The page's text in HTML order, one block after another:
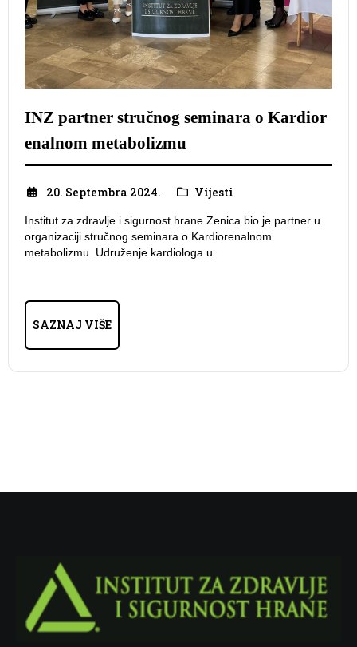
INZ partner stručnog seminara o Kardior
enalnom metabolizmu
20. Septembra 2024. Vijesti
Institut za zdravlje i sigurnost hrane Zenica bio je partner u
organizaciji stručnog seminara o Kardiorenalnom
metabolizmu. Udruženje kardiologa u
SAZNAJ VIŠE